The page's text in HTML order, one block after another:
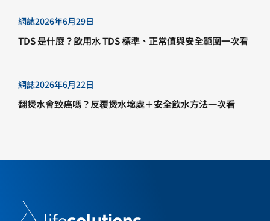
網誌2026年6月29日
TDS 是什麼？飲用水 TDS 標準、正常值與安全範圍一次看
網誌2026年6月22日
翻煲水會致癌嗎？反覆煲水壞處＋安全飲水方法一次看